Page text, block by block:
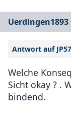
Uerdingen1893
Antwort auf JP57
Welche
Sicht okay ? .
bindend.